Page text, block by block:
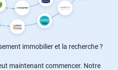
immobilier et la recherche ?
maintenant commencer. Notre